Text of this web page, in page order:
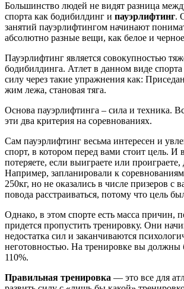
Большинство людей не видят разница
спорта как бодибилдинг и пауэрлифтинг.
занятий пауэрлифтингом начинают
абсолютно разные вещи, как белое и
Пауэрлифтинг является совокупностью
бодибилдинга. Атлет в данном виде
силу через такие упражнения как:
жим лежа, становая тяга.
Основа пауэрлифтинга – сила и техника.
эти два критерия на соревнованиях.
Сам пауэрлифтинг весьма интересен и
спорт, в котором перед вами стоит цель. И
потеряете, если выиграете или проиграете,
Например, запланировали к
250кг, но не оказались в числе призеров с
повода расстраиваться, потому что цель
Однако, в этом спорте есть масса причин,
придется пропустить тренировку. Они
недостатка сил и заканчиваются
неготовностью. На тренировке вы должны
110%.
Правильная тренировка — это все для